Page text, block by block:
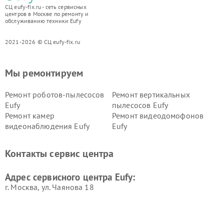
СЦ eufy-fix.ru - сеть сервисных
центров в Москве по ремонту и
обслуживанию техники Eufy
2021-2026 © СЦ eufy-fix.ru
Мы ремонтируем
Ремонт роботов-пылесосов
Eufy
Ремонт вертикальных
пылесосов Eufy
Ремонт камер
видеонаблюдения Eufy
Ремонт видеодомофонов
Eufy
Контакты сервис центра
Адрес сервисного центра Eufy:
г. Москва, ул. Чаянова 18